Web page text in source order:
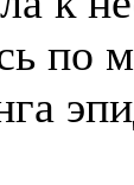
по